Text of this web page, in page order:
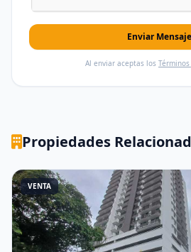
Enviar Mensaje
Al enviar aceptas los
Propiedades
VENTA